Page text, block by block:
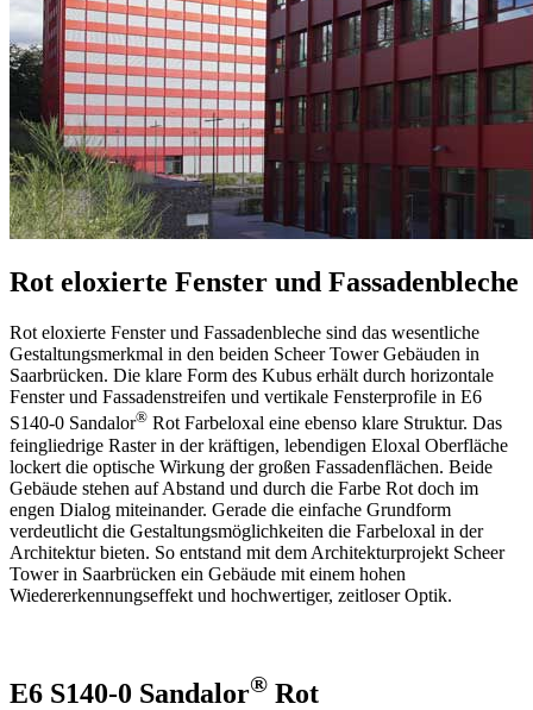
Rot eloxierte Fenster und Fassadenbleche
Rot eloxierte Fenster und Fassadenbleche sind das wesentliche
Gestaltungsmerkmal in den beiden Scheer Tower Gebäuden in
Saarbrücken. Die klare Form des Kubus erhält durch horizontale
Fenster und Fassadenstreifen und vertikale Fensterprofile in E6
S140-0 Sandalor® Rot Farbeloxal eine ebenso klare Struktur. Das
feingliedrige Raster in der kräftigen, lebendigen Eloxal Oberfläche
lockert die optische Wirkung der großen Fassadenflächen. Beide
Gebäude stehen auf Abstand und durch die Farbe Rot doch im
engen Dialog miteinander. Gerade die einfache Grundform
verdeutlicht die Gestaltungsmöglichkeiten die Farbeloxal in der
Architektur bieten. So entstand mit dem Architekturprojekt Scheer
Tower in Saarbrücken ein Gebäude mit einem hohen
Wiedererkennungseffekt und hochwertiger, zeitloser Optik.
E6 S140-0 Sandalor® Rot